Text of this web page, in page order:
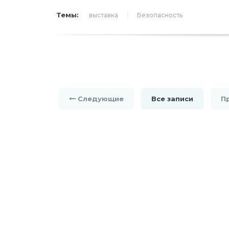
Темы: выставка Безопасность
Следующие Все записи